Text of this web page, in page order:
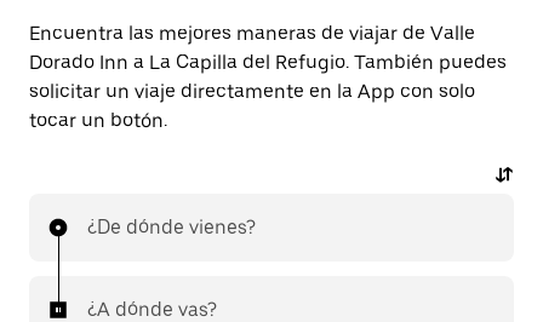
Encuentra las mejores maneras de viajar de Valle
Dorado Inn a La Capilla del Refugio. También puedes
solicitar un viaje directamente en la App con solo
tocar un botón.
¿De dónde vienes?
¿A dónde vas?